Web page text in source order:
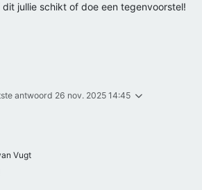
jullie schikt of doe een tegenvoorstel!
antwoord 26 nov. 2025 14:45
Vugt